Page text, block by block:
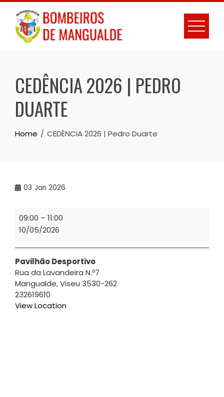
Skip
content
CEDÊNCIA 2026 | PEDRO
DUARTE
Home CEDÊNCIA 2026 | Pedro Duarte
03 Jan 2026
CEDÊNCIA
2026
Pedro
Duarte
09:00 – 11:00
10/05/2026
Pavilhão Desportivo
Rua da Lavandeira N.º7
Mangualde,Viseu 3530-262
232619610
View Location